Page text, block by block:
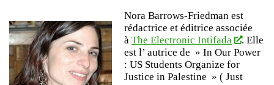
Nora Barrows-Friedman est
rédactrice et éditrice associée
à The Electronic Intifada
. Elle
est l’ autrice de » In Our Power
: US Students Organize for
Justice in Palestine » ( Just